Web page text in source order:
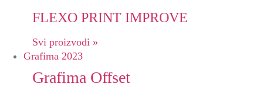
FLEXO PRINT IMPROVE
Svi proizvodi »
Grafima 2023
Grafima Offset